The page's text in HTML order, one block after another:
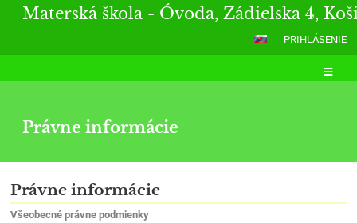
Materská škola - Óvoda, Zádielska 4,
PRIHLÁSENIE
Právne informácie
Právne
informácie
Právne informácie
Všeobecné právne podmienky